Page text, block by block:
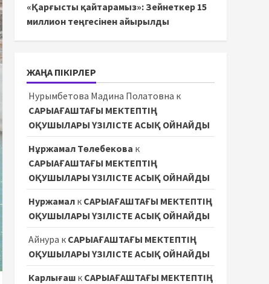
«Қарғысты қайтарамыз»: Зейнеткер 15
миллион теңгесінен айырылды
ЖАҢА ПІКІРЛЕР
Нурымбетова Мадина Полатовна к
САРЫАҒАШТАҒЫ МЕКТЕПТІҢ
ОҚУШЫЛАРЫ ҮЗІЛІСТЕ АСЫҚ ОЙНАЙДЫ
Нұржамал Төлебекова к
САРЫАҒАШТАҒЫ МЕКТЕПТІҢ
ОҚУШЫЛАРЫ ҮЗІЛІСТЕ АСЫҚ ОЙНАЙДЫ
Нуржамалк САРЫАҒАШТАҒЫ МЕКТЕПТІҢ
ОҚУШЫЛАРЫ ҮЗІЛІСТЕ АСЫҚ ОЙНАЙДЫ
Айнура к САРЫАҒАШТАҒЫ МЕКТЕПТІҢ
ОҚУШЫЛАРЫ ҮЗІЛІСТЕ АСЫҚ ОЙНАЙДЫ
Карлығашк САРЫАҒАШТАҒЫ МЕКТЕПТІҢ